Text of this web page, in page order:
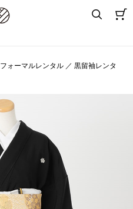
フォーマルレンタル ／ 黒留袖レンタ